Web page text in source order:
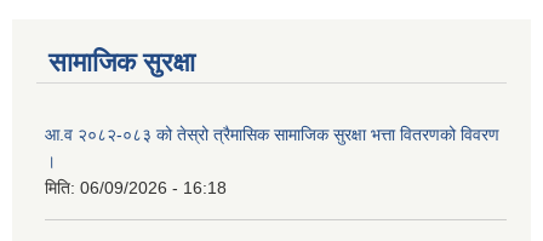
सामाजिक सुरक्षा
आ.व २०८२-०८३ को तेस्रो त्रैमासिक सामाजिक सुरक्षा भत्ता वितरणको विवरण
।
मिति: 06/09/2026 - 16:18